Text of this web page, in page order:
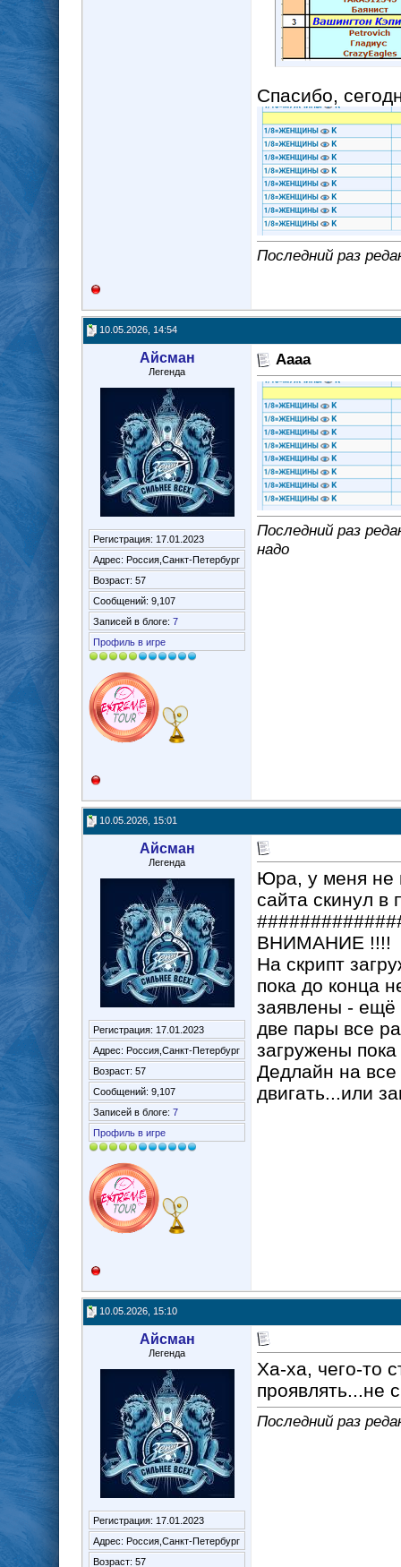
Спасибо,
Последний раз
10.05.2026, 14:54
Айсман
Легенда
Регистрация: 17.01.2023
Адрес: Россия,Санкт-Петербург
Возраст: 57
Сообщений: 9,107
Записей в блоге: 7
Профиль в игре
Аааа
Последний раз
надо
10.05.2026, 15:01
Айсман
Легенда
Регистрация: 17.01.2023
Адрес: Россия,Санкт-Петербург
Возраст: 57
Сообщений: 9,107
Записей в блоге: 7
Профиль в игре
Юра, у меня не
сайта скинул в
ВНИМАНИЕ !!!!
На скрипт
пока до конца
заявлены - ещё
две пары все
загружены
Дедлайн на
двигать...или
10.05.2026, 15:10
Айсман
Легенда
Регистрация: 17.01.2023
Адрес: Россия,Санкт-Петербург
Возраст: 57
Ха-ха, чего-то
проявлять...не
Последний раз